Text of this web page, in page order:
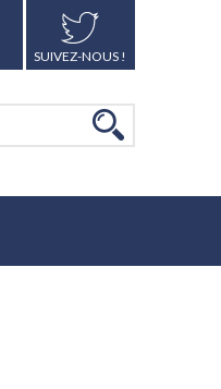
SUIVEZ-NOUS !